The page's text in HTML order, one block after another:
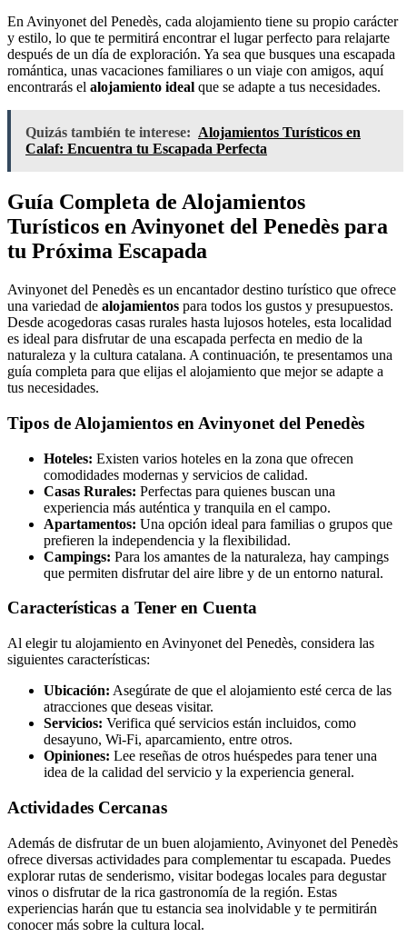
En Avinyonet del Penedès, cada alojamiento tiene su propio carácter
y estilo, lo que te permitirá encontrar el lugar perfecto para relajarte
después de un día de exploración. Ya sea que busques una escapada
romántica, unas vacaciones familiares o un viaje con amigos, aquí
encontrarás el alojamiento ideal que se adapte a tus necesidades.
Quizás también te interese: Alojamientos Turísticos en
Calaf: Encuentra tu Escapada Perfecta
Guía Completa de Alojamientos
Turísticos en Avinyonet del Penedès para
tu Próxima Escapada
Avinyonet del Penedès es un encantador destino turístico que ofrece
una variedad de alojamientos para todos los gustos y presupuestos.
Desde acogedoras casas rurales hasta lujosos hoteles, esta localidad
es ideal para disfrutar de una escapada perfecta en medio de la
naturaleza y la cultura catalana. A continuación, te presentamos una
guía completa para que elijas el alojamiento que mejor se adapte a
tus necesidades.
Tipos de Alojamientos en Avinyonet del Penedès
Hoteles: Existen varios hoteles en la zona que ofrecen
comodidades modernas y servicios de calidad.
Casas Rurales: Perfectas para quienes buscan una
experiencia más auténtica y tranquila en el campo.
Apartamentos: Una opción ideal para familias o grupos que
prefieren la independencia y la flexibilidad.
Campings: Para los amantes de la naturaleza, hay campings
que permiten disfrutar del aire libre y de un entorno natural.
Características a Tener en Cuenta
Al elegir tu alojamiento en Avinyonet del Penedès, considera las
siguientes características:
Ubicación: Asegúrate de que el alojamiento esté cerca de las
atracciones que deseas visitar.
Servicios: Verifica qué servicios están incluidos, como
desayuno, Wi-Fi, aparcamiento, entre otros.
Opiniones: Lee reseñas de otros huéspedes para tener una
idea de la calidad del servicio y la experiencia general.
Actividades Cercanas
Además de disfrutar de un buen alojamiento, Avinyonet del Penedès
ofrece diversas actividades para complementar tu escapada. Puedes
explorar rutas de senderismo, visitar bodegas locales para degustar
vinos o disfrutar de la rica gastronomía de la región. Estas
experiencias harán que tu estancia sea inolvidable y te permitirán
conocer más sobre la cultura local.